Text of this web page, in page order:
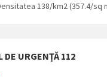
138/km2 (357.4/sq
DE URGENȚĂ 112